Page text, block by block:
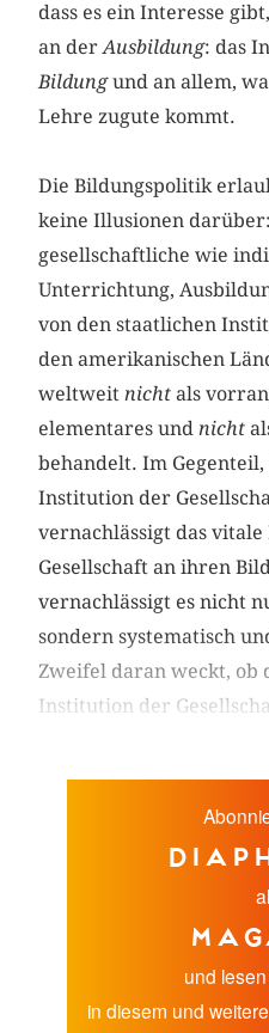
dass es ein Interesse
an derAusbildung: das
Bildungund an allem,
Lehre zugute kommt.
Die Bildungspolitik
keine Illusionen
gesellschaftliche wie
Unterrichtung,
von den staatlichen
den amerikanischen
weltweitnicht als
elementares undnicht
behandelt. Im
Institution der
vernachlässigt das
Gesellschaft an ihren
vernachlässigt es nicht
sondern systematisch
Zweifel daran weckt, ob
Institution der
und
in diesem und